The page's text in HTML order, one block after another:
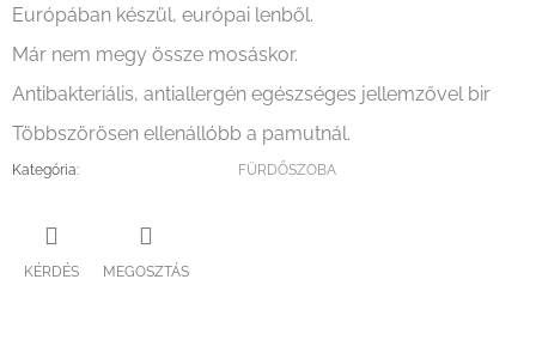
Európában készül, európai lenből.
Már nem megy össze mosáskor.
Antibakteriális, antiallergén egészséges jellemzővel bir
Többszörösen ellenállóbb a pamutnál.
Kategória: FÜRDŐSZOBA
KÉRDÉS MEGOSZTÁS